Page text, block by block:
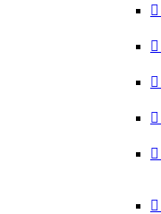





